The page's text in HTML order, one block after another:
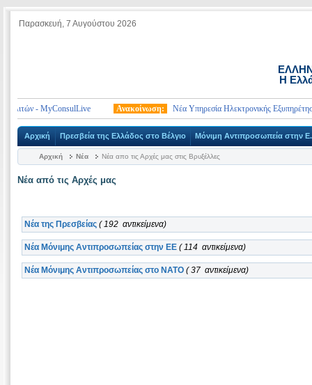
Παρασκευή, 7 Αυγούστου 2026
Η
- MyConsulLive Ανακοίνωση: Νέα Υπηρεσία Ηλεκτρονικής
Αρχική Πρεσβεία της Ελλάδος στο Βέλγιο Μόνιμη Αντιπροσωπεία στην
Αρχική Νέα Νέα απο τις Αρχές μας στις Βρυξέλλες
Νέα από τις Αρχές μας
Νέα της Πρεσβείας ( 192 αντικείμενα)
Νέα Μόνιμης Αντιπροσωπείας στην ΕΕ ( 114 αντικείμενα)
Νέα Μόνιμης Αντιπροσωπείας στο ΝΑΤΟ ( 37 αντικείμενα)